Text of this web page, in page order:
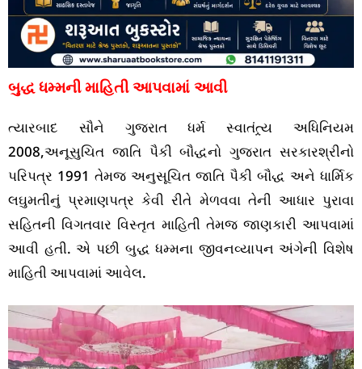
બુદ્ધ ધમ્મની માહિતી આપવામાં આવી
ત્યારબાદ સૌને ગુજરાત ધર્મ સ્વાતંત્ર્ય અધિનિયમ
2008,અનૂસુચિત જાતિ પૈકી બૌદ્ધનો ગુજરાત સરકારશ્રીનો
પરિપત્ર 1991 તેમજ અનુસૂચિત જાતિ પૈકી બૌદ્ધ અને ધાર્મિક
લઘુમતીનું પ્રમાણપત્ર કેવી રીતે મેળવવા તેની આધાર પુરાવા
સહિતની વિગતવાર વિસ્તૃત માહિતી તેમજ જાણકારી આપવામાં
આવી હતી. એ પછી બુદ્ધ ધમ્મના જીવનવ્યાપન અંગેની વિશેષ
માહિતી આપવામાં આવેલ.